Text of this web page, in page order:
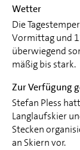
Wetter
Die
Vormittag und
überwiegend
mäßig bis stark.
Zur Verfügung
Stefan Pless
Langlaufskier
Stecken
an Skiern vor.